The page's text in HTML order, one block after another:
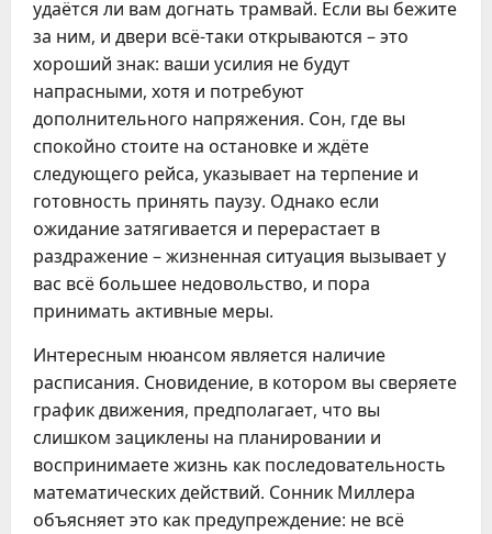
удаётся ли вам догнать трамвай. Если вы бежите
за ним, и двери всё-таки открываются – это
хороший знак: ваши усилия не будут
напрасными, хотя и потребуют
дополнительного напряжения. Сон, где вы
спокойно стоите на остановке и ждёте
следующего рейса, указывает на терпение и
готовность принять паузу. Однако если
ожидание затягивается и перерастает в
раздражение – жизненная ситуация вызывает у
вас всё большее недовольство, и пора
принимать активные меры.
Интересным нюансом является наличие
расписания. Сновидение, в котором вы сверяете
график движения, предполагает, что вы
слишком зациклены на планировании и
воспринимаете жизнь как последовательность
математических действий. Сонник Миллера
объясняет это как предупреждение: не всё